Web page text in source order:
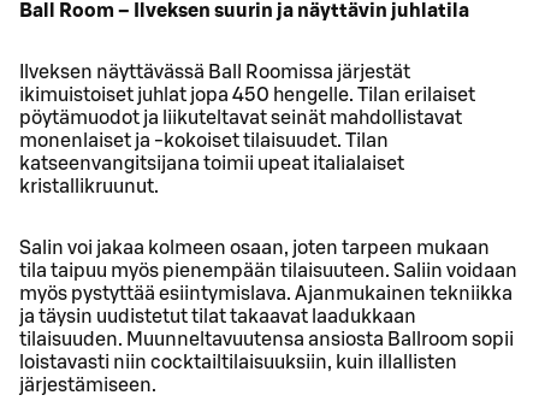
Ball Room – Ilveksen suurin ja näyttävin juhlatila
Ilveksen näyttävässä Ball Roomissa järjestät
ikimuistoiset juhlat jopa 450 hengelle. Tilan erilaiset
pöytämuodot ja liikuteltavat seinät mahdollistavat
monenlaiset ja -kokoiset tilaisuudet. Tilan
katseenvangitsijana toimii upeat italialaiset
kristallikruunut.
Salin voi jakaa kolmeen osaan, joten tarpeen mukaan
tila taipuu myös pienempään tilaisuuteen. Saliin voidaan
myös pystyttää esiintymislava. Ajanmukainen tekniikka
ja täysin uudistetut tilat takaavat laadukkaan
tilaisuuden. Muunneltavuutensa ansiosta Ballroom sopii
loistavasti niin cocktailtilaisuuksiin, kuin illallisten
järjestämiseen.